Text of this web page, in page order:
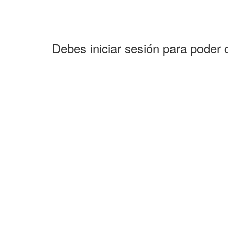
Debes iniciar sesión para poder